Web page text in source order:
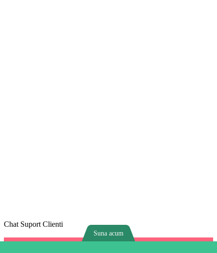
Chat Suport Clienti
Suna acum